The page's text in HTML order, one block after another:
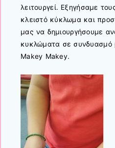
λειτουργεί. Εξηγήσαμε
κλειστό κύκλωμα και
μας να δημιουργήσουμε
κυκλώματα σε συνδυασμό
Μakey Μakey.